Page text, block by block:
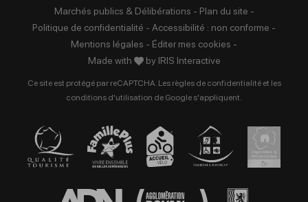
Marchés publics & Délibérations - Plan du site -
Politique de confidentialité - Accessibilité : non conforme -
Mentions légales - Éditer mes cookies -
Made with
by IRIS Interactive
Ce site est protégé par reCAPTCHA. Les règles de confidentialitéet les
conditions d'utilisation de Google s'appliquent.